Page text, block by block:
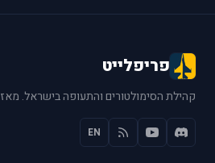
פריפלייט
קהילת הסימולטורים והתעופה בישראל. מאז 2005.
EN